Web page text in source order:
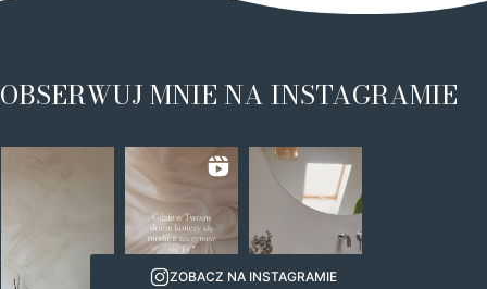
OBSERWUJ MNIE NA INSTAGRAMIE
ZOBACZ NA INSTAGRAMIE